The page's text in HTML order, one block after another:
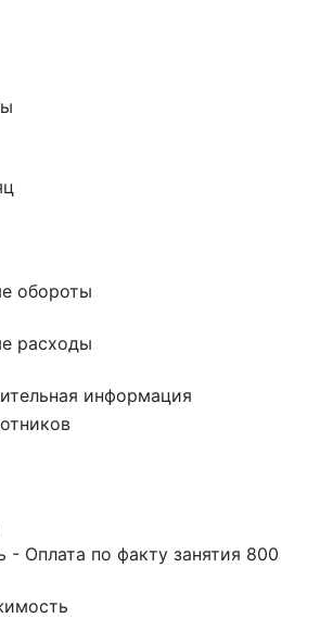
обороты
расходы
информация
- Оплата по факту занятия 800